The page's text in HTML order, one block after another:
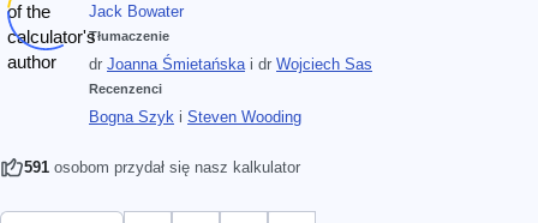
Jack Bowater
Tłumaczenie
dr Joanna Śmietańska i dr Wojciech Sas
Recenzenci
Bogna Szyk i Steven Wooding
591 osobom przydał się nasz kalkulator